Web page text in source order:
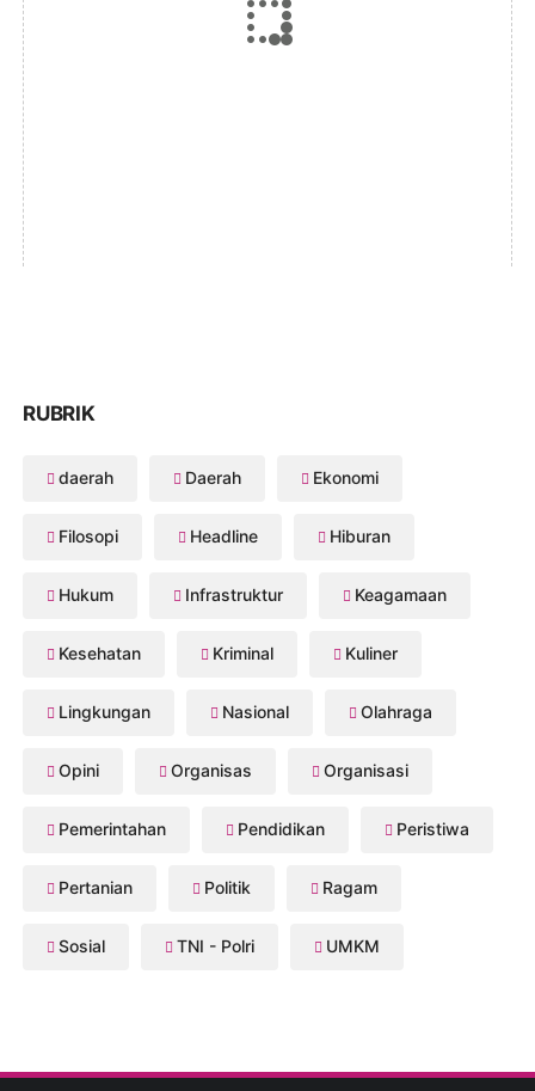
RUBRIK
daerah Daerah Ekonomi
Filosopi Headline Hiburan
Hukum Infrastruktur Keagamaan
Kesehatan Kriminal Kuliner
Lingkungan Nasional Olahraga
Opini Organisas Organisasi
Pemerintahan Pendidikan Peristiwa
Pertanian Politik Ragam
Sosial TNI - Polri UMKM